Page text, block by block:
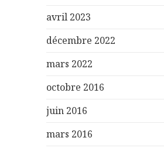
avril 2023
décembre 2022
mars 2022
octobre 2016
juin 2016
mars 2016